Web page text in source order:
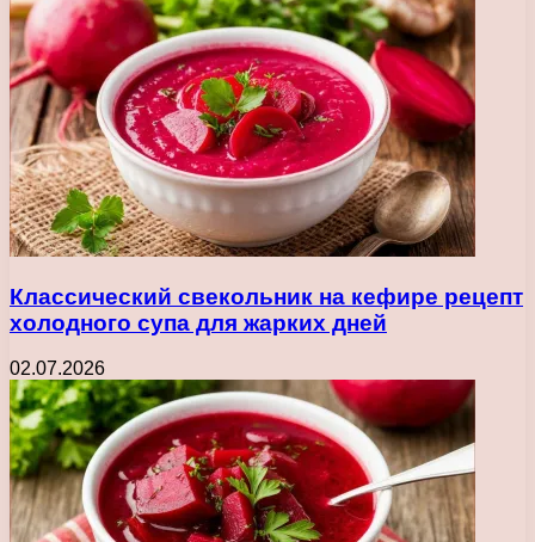
Классический свекольник на кефире рецепт
холодного супа для жарких дней
02.07.2026